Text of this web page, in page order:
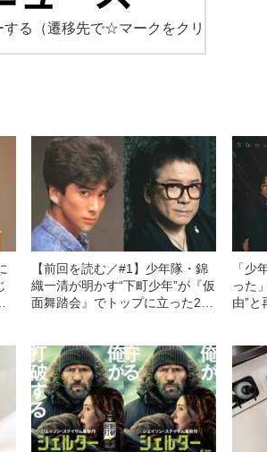
する
（遷移先で☆マークをクリ
【前回を読む／#1】少年隊・錦
織一清が明かす“下町少年”が『仮
面舞踏会』でトップに立った20
ら！」
「少
った
由”と